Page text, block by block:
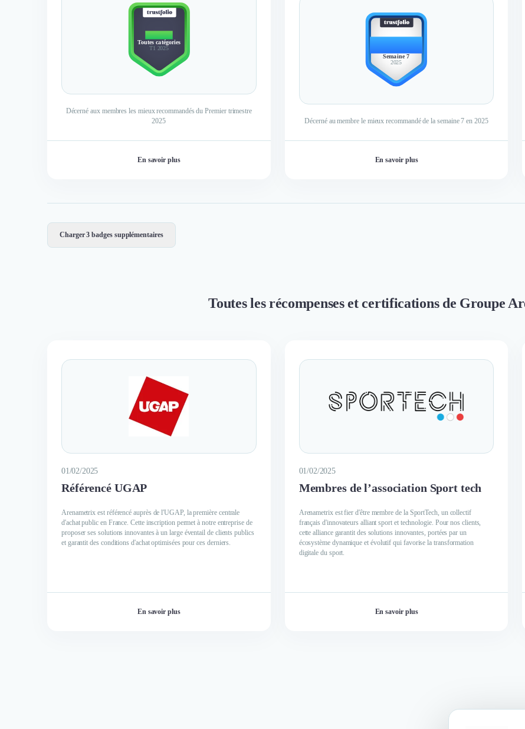
TOP 10
Toutes catégories
T1 2025
Décerné aux membres les mieux recommandés du Premier trimestre
2025
En savoir plus
BEST
Semaine 7
2025
Décerné au membre le mieux recommandé de la semaine 7 en 2025
En savoir plus
Charger 3 badges supplémentaires
Toutes les récompenses et certifications de Groupe
01/02/2025
Référencé UGAP
Arenametrix est référencé auprès de l'UGAP, la première centrale
d'achat public en France. Cette inscription permet à notre entreprise de
proposer ses solutions innovantes à un large éventail de clients publics
et garantit des conditions d'achat optimisées pour ces derniers.
En savoir plus
01/02/2025
Membres de l’association Sport tech
Arenametrix est fier d'être membre de la SportTech, un collectif
français d'innovateurs alliant sport et technologie. Pour nos clients,
cette alliance garantit des solutions innovantes, portées par un
écosystème dynamique et évolutif qui favorise la transformation
digitale du sport.
En savoir plus